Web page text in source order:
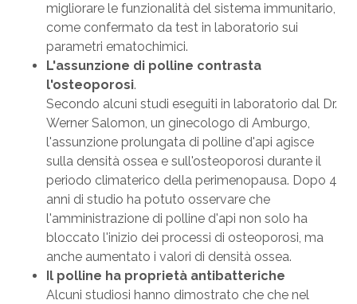
migliorare le funzionalità del sistema immunitario,
come confermato da test in laboratorio sui
parametri ematochimici.
L'assunzione di polline contrasta
l'osteoporosi.
Secondo alcuni studi eseguiti in laboratorio dal Dr.
Werner Salomon, un ginecologo di Amburgo,
l'assunzione prolungata di polline d'api agisce
sulla densità ossea e sull'osteoporosi durante il
periodo climaterico della perimenopausa. Dopo 4
anni di studio ha potuto osservare che
l'amministrazione di polline d'api non solo ha
bloccato l'inizio dei processi di osteoporosi, ma
anche aumentato i valori di densità ossea.
Il polline ha proprietà antibatteriche
Alcuni studiosi hanno dimostrato che che nel